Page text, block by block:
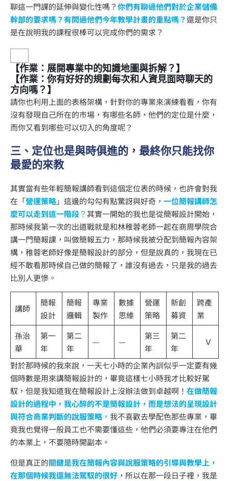
聊這一門課的延伸與變化性嗎？你們有聊過他們對於企業儲備
幹部的要求嗎？有問過他們今年教學計畫的重點嗎？還是你只
是在說明我的課程很棒可以完成你們的需求？
【作業：展開專業中的知識地圖與拆解？】
【作業：你有好好的規劃每次和人資見面時聊天的
方向嗎？】
請你也利用上面的表格架構，針對你的專業來演練看看，你有
沒有發現自己所在的市場，有哪些名師，他們的定位是什麼，
而你又看到哪些可以切入的角度呢？
三、定位也是與時俱進的，最終你只能找你
最愛的來教
其實當有些年輕簡報講師看到這個定位表的時候，也許會對我
在「營運策略」這邊的勾勾有點驚訝與好奇， 一位簡報講師怎
麼可以走到這一階段？其實一開始的我也是從簡報設計開始，
那時候我第一次的出道戰就是和林稚蓉老師一起在商周學院合
講一門簡報課，叫做簡報五力，那時候我被分配到簡報內容架
構，稚蓉老師好像是簡報設計的部分，但是說真的，我現在已
經不敢看那時候自己做的簡報了，誰沒有過去，只是我的過去
比別人更慘。
講師
簡報
設計
簡報
邏輯
專業
製作
數據
思維
營運
策略
新創
募資
跨產
業
孫治
華
第一
年
第二
年
— —
第三
年
第二
年
Ｖ
對於那時候的我來說，一天七小時的企業內訓似乎一定要有幾
個時數是用來講簡報設計的，畢竟這樣七小時我才比較好駕
馭，但是我知道我在簡報設計上沒辦法做到卓越啊！ 在做簡報
設計的過程中，我心醉的不是簡報設計，而是想法的呈現設計
與符合商業判斷的說服策略 ， 我不喜歡去學配色那些專業，畢
竟我也覺得一般員工也不需要懂這些，他們必須要專注在他們
的本業上，不要隨時開副本。
但是真正的關鍵是我在簡報內容與說服策略的引導與教學上，
在那個時候我還無法駕馭的很好 ，所以在那一段日子裡，我是